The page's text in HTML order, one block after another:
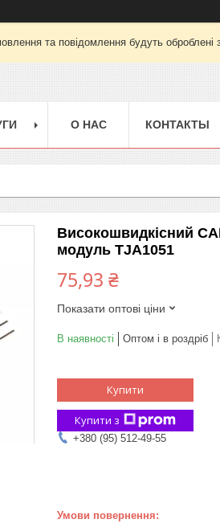
та повідомлення будуть оброблені
О НАС КОНТАКТЫ
Високошвидкісний
модуль TJA1051
75,93 ₴
Показати оптові ціни
В наявності Оптом і в роздріб
Купити
Купити з
+380 (95) 512-49-55